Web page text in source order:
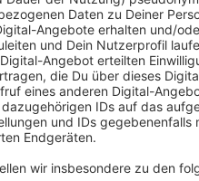
Die Beschäftigten sollten die
nicht, solle man sich bei der
Bauer "bei jedem Wetter
Dafür gebe es nun die faire
Anzeige